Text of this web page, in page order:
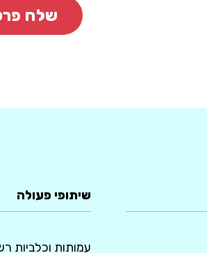
שלח
שיתופי פעולה
עמותות וכלביות